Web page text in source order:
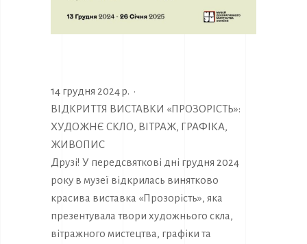
14 грудня 2024 р. ·
ВІДКРИТТЯ ВИСТАВКИ «ПРОЗОРІСТЬ»:
ХУДОЖНЄ СКЛО, ВІТРАЖ, ГРАФІКА,
ЖИВОПИС
Друзі! У передсвяткові дні грудня 2024
року в музеї відкрилась винятково
красива виставка «Прозорість», яка
презентувала твори художнього скла,
вітражного мистецтва, графіки та